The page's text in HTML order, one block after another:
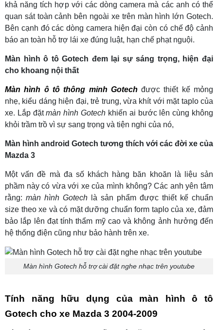
khả năng tích hợp với các dòng camera mà các anh có thể
quan sát toàn cảnh bên ngoài xe trên màn hình lớn Gotech.
Bên cạnh đó các dòng camera hiện đại còn có chế độ cảnh
báo an toàn hỗ trợ lái xe đúng luật, hạn chế phạt nguội.
Màn hình ô tô Gotech đem lại sự sáng trọng, hiện đại
cho khoang nội thất
Màn hình ô tô thông minh Gotech được thiết kế mỏng
nhẹ, kiểu dáng hiện đại, trẻ trung, vừa khít với mặt taplo của
xe. Lắp đặtmàn hình Gotech khiến ai bước lên cùng không
khỏi trầm trồ vì sự sang trọng và tiện nghi của nó,
Màn hình android Gotech tương thích với các đời xe của
Mazda 3
Một vấn đề mà đa số khách hàng băn khoăn là liệu sản
phầm này có vừa với xe của mình không? Các anh yên tâm
rằng: màn hình Gotech là sản phẩm được thiết kế chuẩn
size theo xe và có mặt dưỡng chuẩn form taplo của xe, đảm
bảo lắp lên đạt tính thẩm mỹ cao và không ảnh hưởng đến
hệ thống điện cũng như bảo hành trên xe.
Màn hình Gotech hỗ trợ cài đặt nghe nhạc trên youtube
Tính năng hữu dụng của màn hình ô tô
Gotech cho xe Mazda 3 2004-2009